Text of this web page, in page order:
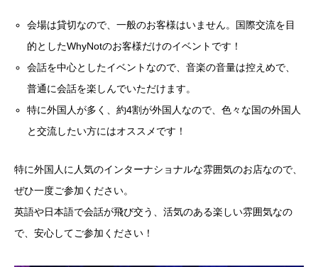
会場は貸切なので、一般のお客様はいません。国際交流を目
的としたWhyNotのお客様だけのイベントです！
会話を中心としたイベントなので、音楽の音量は控えめで、
普通に会話を楽しんでいただけます。
特に外国人が多く、約4割が外国人なので、色々な国の外国人
と交流したい方にはオススメです！
特に外国人に人気のインターナショナルな雰囲気のお店なので、
ぜひ一度ご参加ください。
英語や日本語で会話が飛び交う、活気のある楽しい雰囲気なの
で、安心してご参加ください！